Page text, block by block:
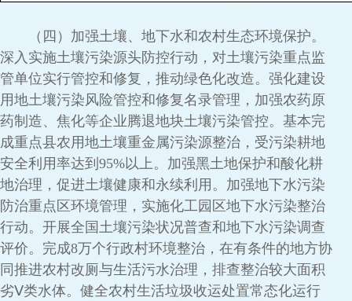
（四）加强土壤、地下水和农村生态环境保护。
深入实施土壤污染源头防控行动，对土壤污染重点监
管单位实行管控和修复，推动绿色化改造。强化建设
用地土壤污染风险管控和修复名录管理，加强农药原
药制造、焦化等企业腾退地块土壤污染管控。基本完
成重点县农用地土壤重金属污染源整治，受污染耕地
安全利用率达到95%以上。加强黑土地保护和酸化耕
地治理，促进土壤健康和永续利用。加强地下水污染
防治重点区环境管理，实施化工园区地下水污染整治
行动。开展全国土壤污染状况普查和地下水污染调查
评价。完成8万个行政村环境整治，在有条件的地方协
同推进农村改厕与生活污水治理，排查整治较大面积
劣Ⅴ类水体。健全农村生活垃圾收运处置常态化运行